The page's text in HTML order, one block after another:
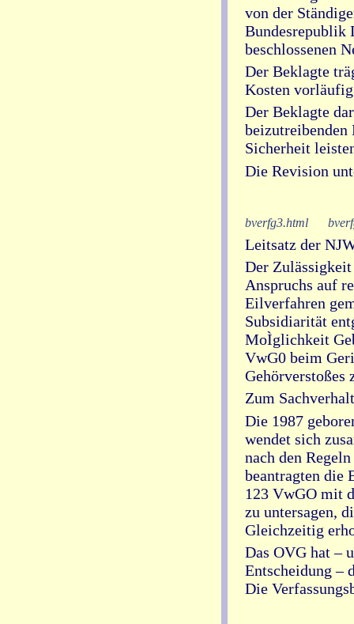
von der
Bundesrepublik
beschlossenen
Der Beklagte
Kosten
Der Beklagte
Sicherheit
Die Revision
bverfg3.html
Leitsatz der
Der Zulässigkeit
Anspruchs auf
Eilverfahren
Subsidiarität
MoÌglichkeit
VwG0 beim
Gehörverstoßes
Zum
Die 1987
wendet sich
nach den
beantragten die
123 VwGO mit
zu untersagen,
Gleichzeitig
Das OVG hat –
Entscheidung –
Die